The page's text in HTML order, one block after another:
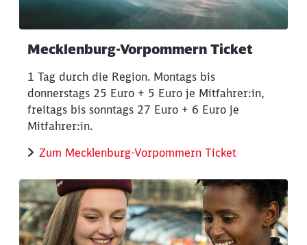
Mecklenburg-Vorpommern Ticket
1 Tag durch die Region. Montags bis
donnerstags 25 Euro + 5 Euro je Mitfahrer:in,
freitags bis sonntags 27 Euro + 6 Euro je
Mitfahrer:in.
Zum Mecklenburg-Vorpommern Ticket